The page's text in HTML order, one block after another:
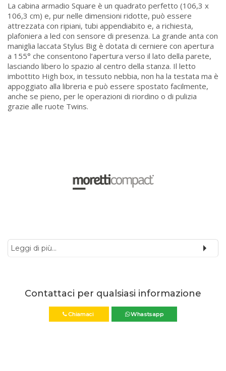
La cabina armadio Square è un quadrato perfetto (106,3 x
106,3 cm) e, pur nelle dimensioni ridotte, può essere
attrezzata con ripiani, tubi appendiabito e, a richiesta,
plafoniera a led con sensore di presenza. La grande anta con
maniglia laccata Stylus Big è dotata di cerniere con apertura
a 155° che consentono l’apertura verso il lato della parete,
lasciando libero lo spazio al centro della stanza. Il letto
imbottito High box, in tessuto nebbia, non ha la testata ma è
appoggiato alla libreria e può essere spostato facilmente,
anche se pieno, per le operazioni di riordino o di pulizia
grazie alle ruote Twins.
Leggi di più...
Contattaci per qualsiasi informazione
Chiamaci Whastsapp